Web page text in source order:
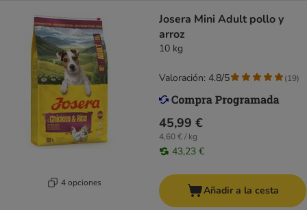
4 opciones
Josera Mini Adult pollo y
arroz
10 kg
45,99 €
4,60 € / kg
43,23 €
Valoración: 4.8/5 (19)
Añadir a la cesta